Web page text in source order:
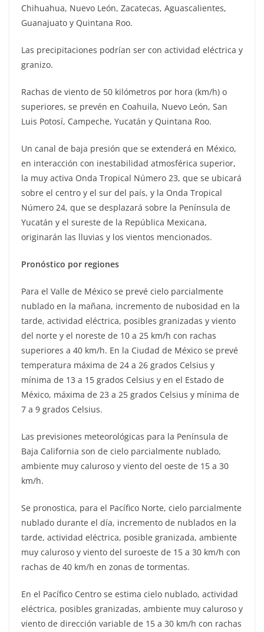
Chihuahua, Nuevo León, Zacatecas, Aguascalientes,
Guanajuato y Quintana Roo.
Las precipitaciones podrían ser con actividad eléctrica y
granizo.
Rachas de viento de 50 kilómetros por hora (km/h) o
superiores, se prevén en Coahuila, Nuevo León, San
Luis Potosí, Campeche, Yucatán y Quintana Roo.
Un canal de baja presión que se extenderá en México,
en interacción con inestabilidad atmosférica superior,
la muy activa Onda Tropical Número 23, que se ubicará
sobre el centro y el sur del país, y la Onda Tropical
Número 24, que se desplazará sobre la Península de
Yucatán y el sureste de la República Mexicana,
originarán las lluvias y los vientos mencionados.
Pronóstico por regiones
Para el Valle de México se prevé cielo parcialmente
nublado en la mañana, incremento de nubosidad en la
tarde, actividad eléctrica, posibles granizadas y viento
del norte y el noreste de 10 a 25 km/h con rachas
superiores a 40 km/h. En la Ciudad de México se prevé
temperatura máxima de 24 a 26 grados Celsius y
mínima de 13 a 15 grados Celsius y en el Estado de
México, máxima de 23 a 25 grados Celsius y mínima de
7 a 9 grados Celsius.
Las previsiones meteorológicas para la Península de
Baja California son de cielo parcialmente nublado,
ambiente muy caluroso y viento del oeste de 15 a 30
km/h.
Se pronostica, para el Pacífico Norte, cielo parcialmente
nublado durante el día, incremento de nublados en la
tarde, actividad eléctrica, posible granizada, ambiente
muy caluroso y viento del suroeste de 15 a 30 km/h con
rachas de 40 km/h en zonas de tormentas.
En el Pacífico Centro se estima cielo nublado, actividad
eléctrica, posibles granizadas, ambiente muy caluroso y
viento de dirección variable de 15 a 30 km/h con rachas